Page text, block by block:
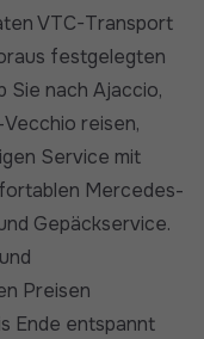
VTC-Transport
festgelegten
Sie nach Ajaccio,
reisen,
Service mit
Mercedes-
Gepäckservice.
Preisen
Ende entspannt